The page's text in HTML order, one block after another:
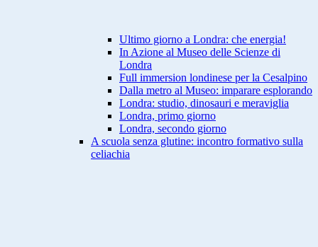
Ultimo giorno a Londra: che energia!
In Azione al Museo delle Scienze di
Londra
Full immersion londinese per la Cesalpino
Dalla metro al Museo: imparare esplorando
Londra: studio, dinosauri e meraviglia
Londra, primo giorno
Londra, secondo giorno
A scuola senza glutine: incontro formativo sulla
celiachia